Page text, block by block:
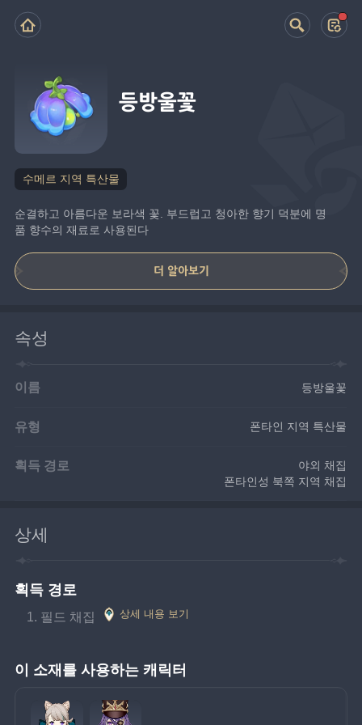
등방울꽃
수메르 지역 특산물
순결하고 아름다운 보라색 꽃. 부드럽고 청아한 향기 덕분에 명
품 향수의 재료로 사용된다
더 알아보기
속성
이름 등방울꽃
유형 폰타인 지역 특산물
획득 경로
야외 채집
폰타인성 북쪽 지역 채집
상세
획득 경로
필드 채집 상세 내용 보기
이 소재를 사용하는 캐릭터